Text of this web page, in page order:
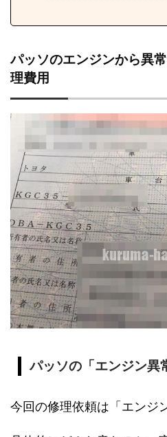
パッソのエンジンから異
理費用
パッソの「エンジン異
今回の修理依頼は「エンジ